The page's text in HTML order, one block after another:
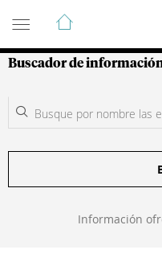
Guía de
Buscador de
Información